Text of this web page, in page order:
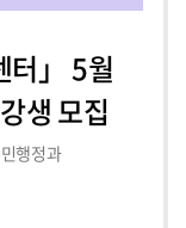
터」 5월
생 모집
행정과